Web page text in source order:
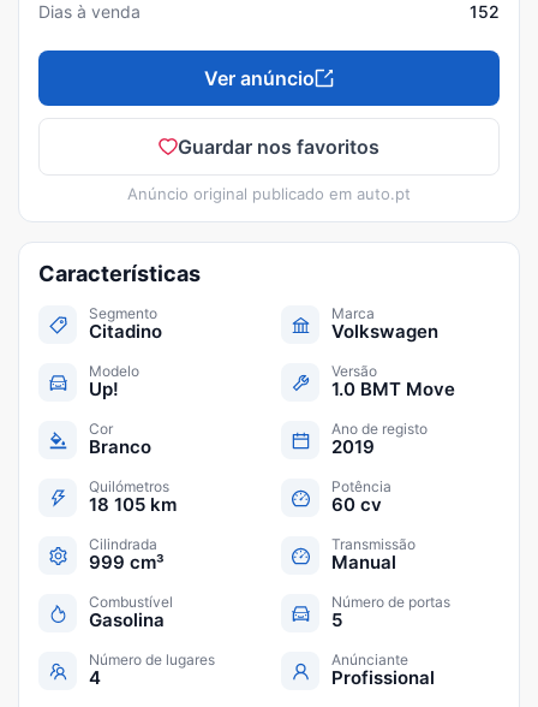
Dias à venda
152
Ver anúncio
Guardar nos favoritos
Anúncio original publicado em auto.pt
Características
Segmento
Citadino
Marca
Volkswagen
Modelo
Up!
Versão
1.0 BMT Move
Cor
Branco
Ano de registo
2019
Quilómetros
18 105 km
Potência
60 cv
Cilindrada
999 cm³
Transmissão
Manual
Combustível
Gasolina
Número de portas
5
Número de lugares
4
Anúnciante
Profissional